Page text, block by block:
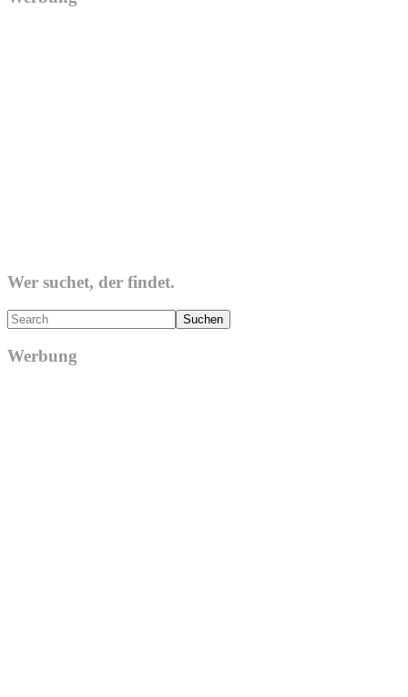
Wer suchet, der findet.
Search
Werbung